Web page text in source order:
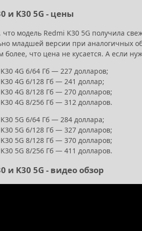
и K30 5G - цены
что модель Redmi K30 5G получила
младшей версии при аналогичных
более, что цена не кусается. А если
4G 6/64 Гб — 227 долларов;
4G 6/128 Гб — 241 доллар;
4G 8/128 Гб — 270 долларов;
4G 8/256 Гб — 312 долларов.
5G 6/64 Гб — 284 доллара;
5G 6/128 Гб — 327 долларов;
5G 8/128 Гб — 370 долларов;
5G 8/256 Гб — 411 долларов.
и K30 5G - видео обзор